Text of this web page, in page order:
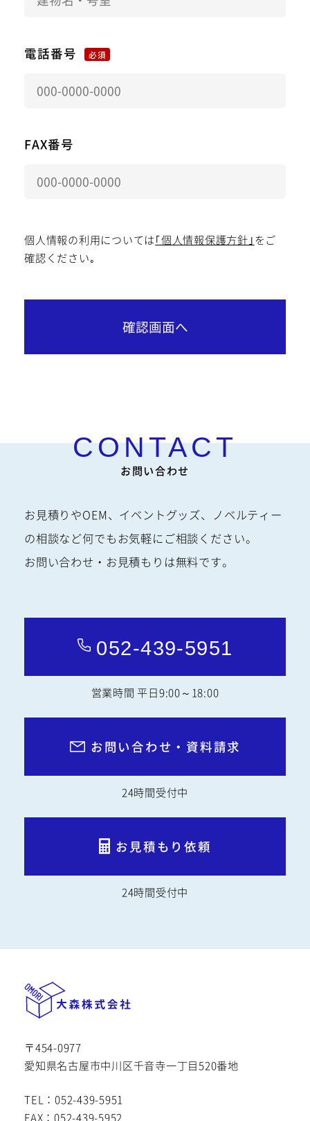
電話番号 必須
FAX番号
個人情報の利用については｢個人情報保護方針｣ をご
確認ください｡
お問い合わせ
お見積りやOEM、イベントグッズ、ノベルティー
の相談など何でもお気軽にご相談ください。
お問い合わせ・お見積もりは無料です。
052-439-5951
営業時間 平日9:00～18:00
お問い合わせ・資料請求
24時間受付中
お見積もり依頼
24時間受付中
〒454-0977
愛知県名古屋市中川区千音寺一丁目520番地
TEL：052-439-5951
FAX：052-439-5952